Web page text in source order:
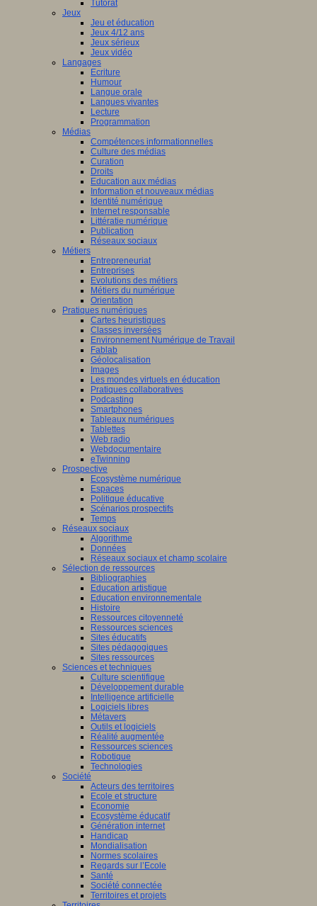
Tutorat
Jeux
Jeu et éducation
Jeux 4/12 ans
Jeux sérieux
Jeux vidéo
Langages
Ecriture
Humour
Langue orale
Langues vivantes
Lecture
Programmation
Médias
Compétences informationnelles
Culture des médias
Curation
Droits
Education aux médias
Information et nouveaux médias
Identité numérique
Internet responsable
Littératie numérique
Publication
Réseaux sociaux
Métiers
Entrepreneuriat
Entreprises
Evolutions des métiers
Métiers du numérique
Orientation
Pratiques numériques
Cartes heuristiques
Classes inversées
Environnement Numérique de Travail
Fablab
Géolocalisation
Images
Les mondes virtuels en éducation
Pratiques collaboratives
Podcasting
Smartphones
Tableaux numériques
Tablettes
Web radio
Webdocumentaire
eTwinning
Prospective
Ecosystème numérique
Espaces
Politique éducative
Scénarios prospectifs
Temps
Réseaux sociaux
Algorithme
Données
Réseaux sociaux et champ scolaire
Sélection de ressources
Bibliographies
Education artistique
Education environnementale
Histoire
Ressources citoyenneté
Ressources sciences
Sites éducatifs
Sites pédagogiques
Sites ressources
Sciences et techniques
Culture scientifique
Développement durable
Intelligence artificielle
Logiciels libres
Métavers
Outils et logiciels
Réalité augmentée
Ressources sciences
Robotique
Technologies
Société
Acteurs des territoires
Ecole et structure
Economie
Ecosystème éducatif
Génération internet
Handicap
Mondialisation
Normes scolaires
Regards sur l’Ecole
Santé
Société connectée
Territoires et projets